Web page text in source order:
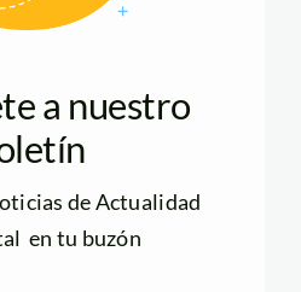
a nuestro
de Actualidad
en tu buzón